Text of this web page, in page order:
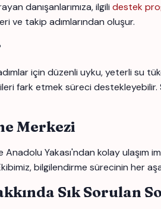
danışanlarımıza, ilgili destek
ve takip adımlarından oluşur.
için düzenli uyku, yeterli su
etmek süreci destekleyebilir.
Merkezi
Yakası'ndan kolay ulaşım
bilgilendirme sürecinin her
Sık Sorulan